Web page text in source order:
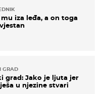
mu iza leđa, a on toga
GRAD
grad: Jako je ljuta jer
u njezine stvari